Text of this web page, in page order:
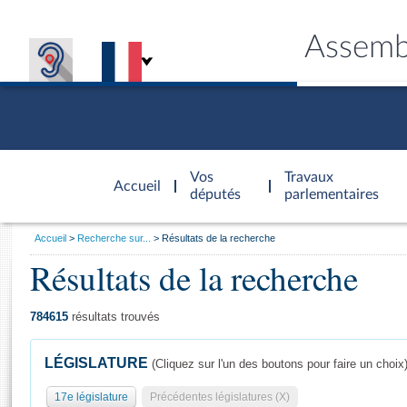
Accueil
d'accueil
Vos
députés
Travaux
parlementaires
Général
Vous
Accueil Recherche sur... Résultats de la recherche
Résultats de la recherche
784615 résultats trouvés
LÉGISLATURE (Cliquez sur l'un des boutons pour faire un choix)
17e législature Précédentes législatures (X)